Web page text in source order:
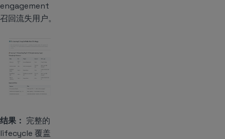
engagement
召回流失用户。
结果： 完整的
lifecycle 覆盖